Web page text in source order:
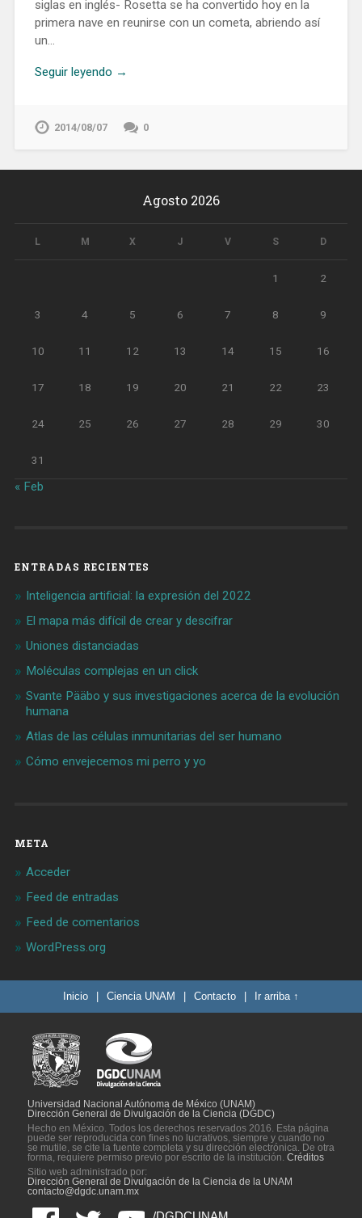
siglas en inglés- Rosetta se ha convertido hoy en la
primera nave en reunirse con un cometa, abriendo así
un…
Seguir leyendo →
2014/08/07 0
Agosto 2026
L M X J V S D
1 2
3 4 5 6 7 8 9
10 11 12 13 14 15 16
17 18 19 20 21 22 23
24 25 26 27 28 29 30
31
« Feb
ENTRADAS RECIENTES
Inteligencia artificial: la expresión del 2022
El mapa más difícil de crear y descifrar
Uniones distanciadas
Moléculas complejas en un click
Svante Pääbo y sus investigaciones acerca de la evolución
humana
Atlas de las células inmunitarias del ser humano
Cómo envejecemos mi perro y yo
META
Acceder
Feed de entradas
Feed de comentarios
WordPress.org
Inicio Ciencia UNAM Contacto Ir arriba ↑
Universidad Nacional Autónoma de México (UNAM)
Dirección General de Divulgación de la Ciencia (DGDC)
Hecho en México. Todos los derechos reservados 2016. Esta página
puede ser reproducida con fines no lucrativos, siempre y cuando no
se mutile, se cite la fuente completa y su dirección electrónica. De otra
forma, requiere permiso previo por escrito de la institución. Créditos
Sitio web administrado por:
Dirección General de Divulgación de la Ciencia de la UNAM
contacto@dgdc.unam.mx